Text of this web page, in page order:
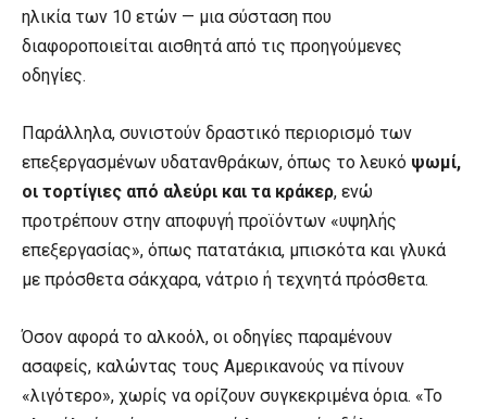
ηλικία των 10 ετών — μια σύσταση που
διαφοροποιείται αισθητά από τις προηγούμενες
οδηγίες.
Παράλληλα, συνιστούν δραστικό περιορισμό των
επεξεργασμένων υδατανθράκων, όπως το λευκό ψωμί,
οι τορτίγιες από αλεύρι και τα κράκερ, ενώ
προτρέπουν στην αποφυγή προϊόντων «υψηλής
επεξεργασίας», όπως πατατάκια, μπισκότα και γλυκά
με πρόσθετα σάκχαρα, νάτριο ή τεχνητά πρόσθετα.
Όσον αφορά το αλκοόλ, οι οδηγίες παραμένουν
ασαφείς, καλώντας τους Αμερικανούς να πίνουν
«λιγότερο», χωρίς να ορίζουν συγκεκριμένα όρια. «Το